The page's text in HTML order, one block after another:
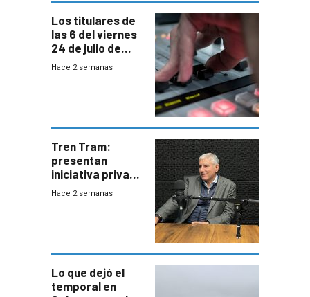
Los titulares de
las 6 del viernes
24 de julio de
2026
Hace 2 semanas
Tren Tram:
presentan
iniciativa privada
para una red de
Hace 2 semanas
Lo que dejó el
temporal en